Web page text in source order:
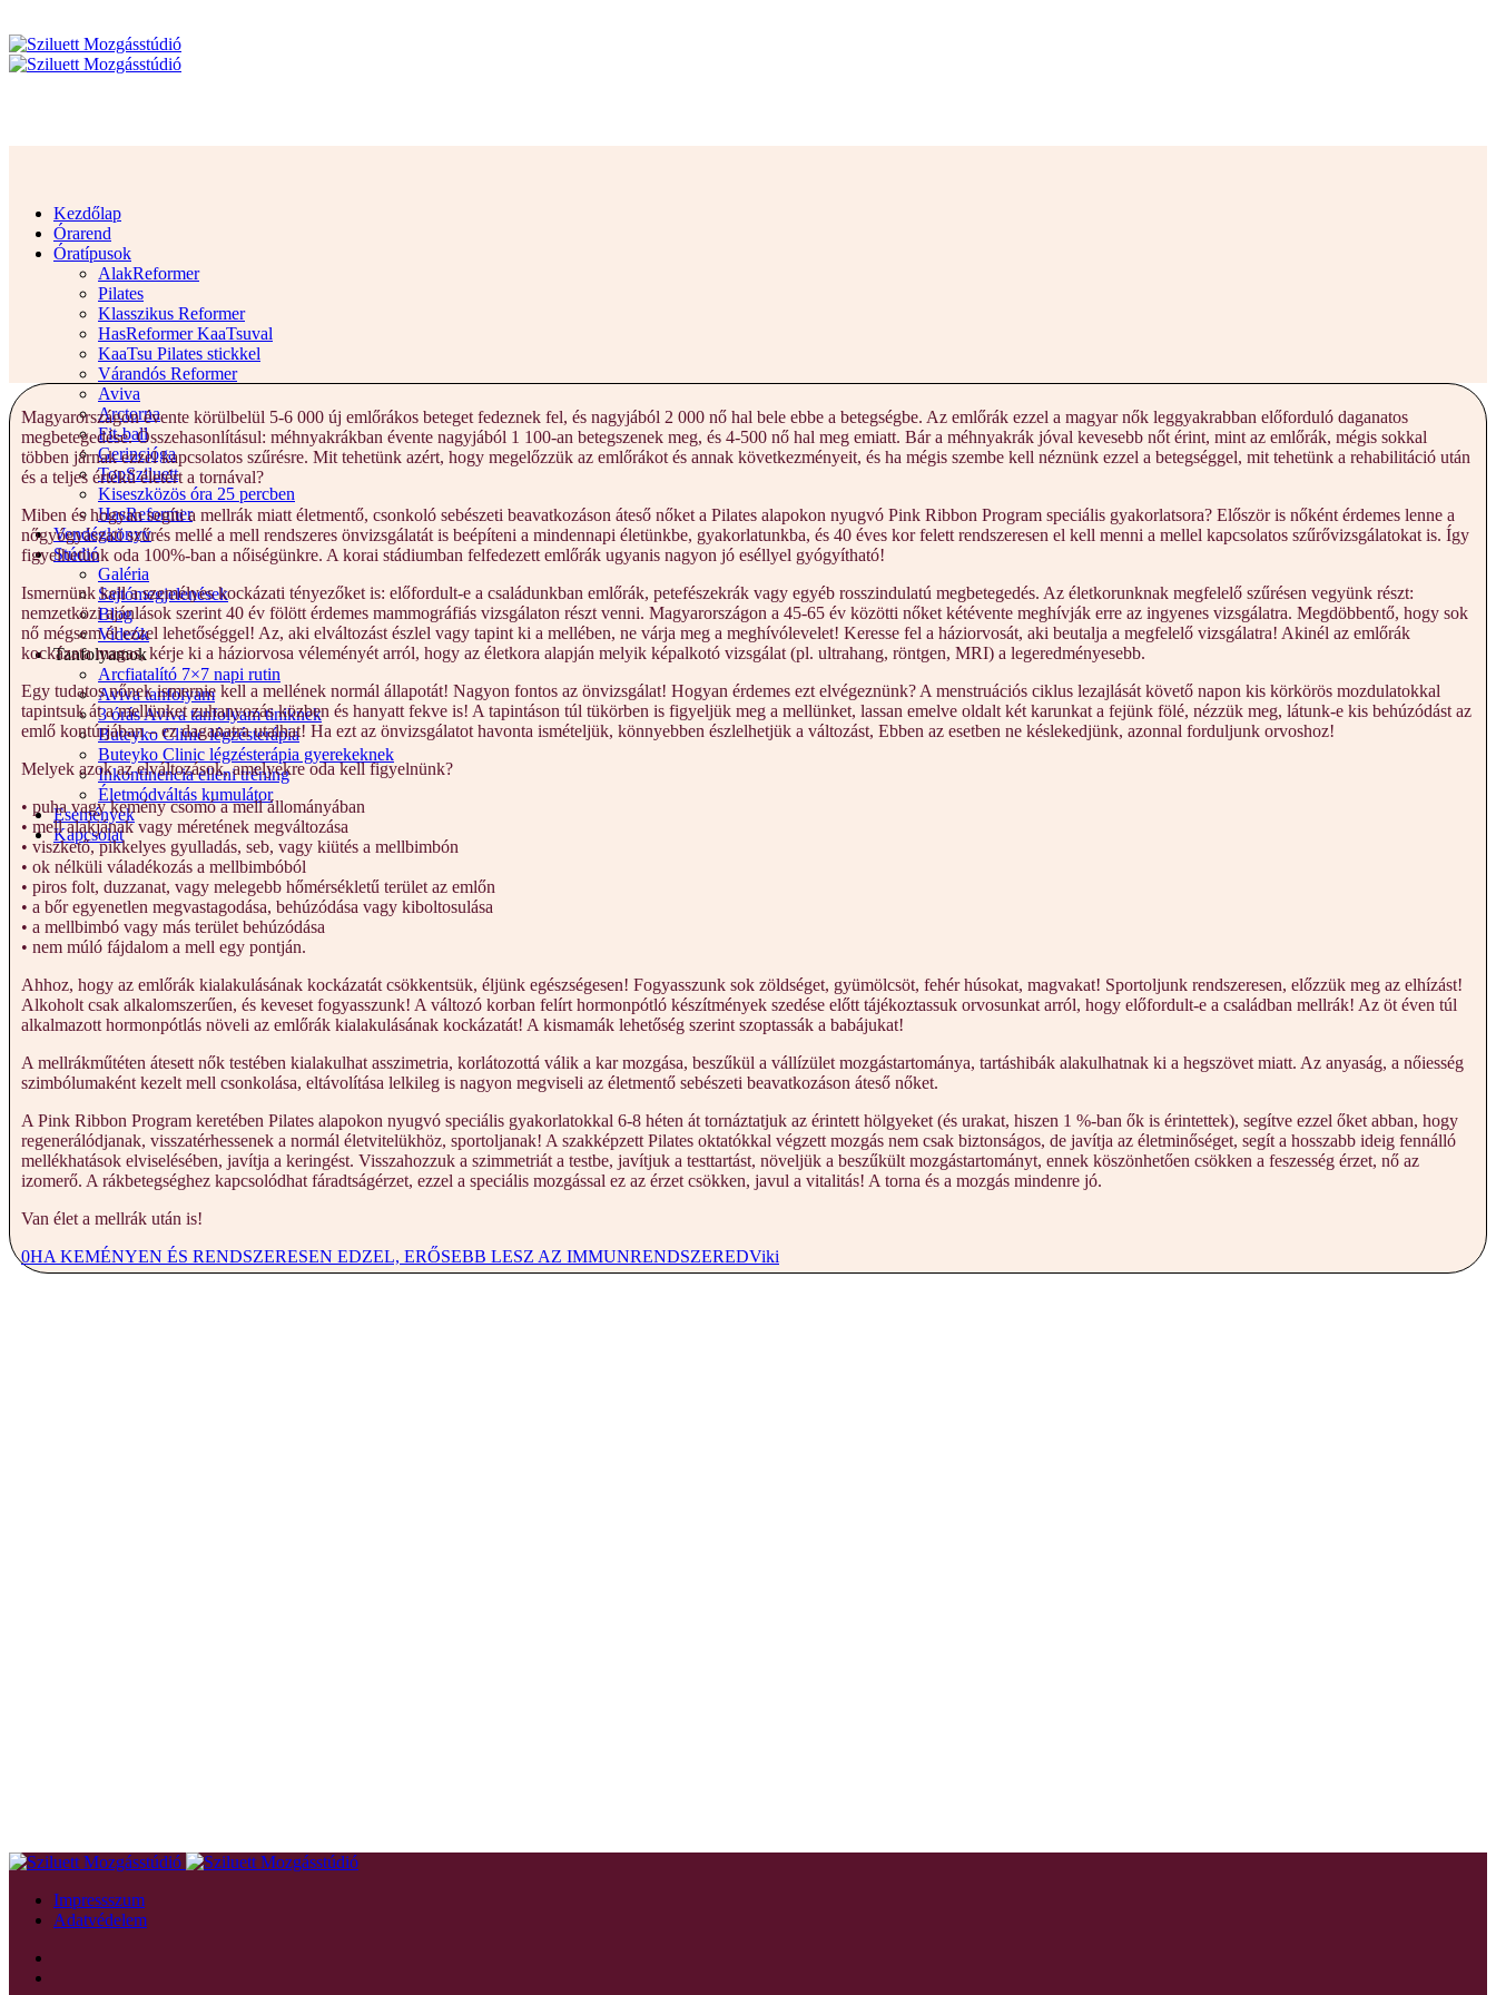
Kezdőlap
Órarend
Óratípusok
AlakReformer
Pilates
Klasszikus Reformer
HasReformer KaaTsuval
KaaTsu Pilates stickkel
Várandós Reformer
Aviva
Arctorna
Fit-ball
Gerincjóga
TopSziluett
Kiseszközös óra 25 percben
HasReformer
Vendégkönyv
Stúdió
Galéria
Sajtómegjelenések
Blog
Videók
Tanfolyamok
Arcfiatalító 7×7 napi rutin
Aviva tanfolyam
3 órás Aviva tanfolyam tiniknek
Buteyko Clinic légzésterápia
Buteyko Clinic légzésterápia gyerekeknek
Inkontinencia elleni tréning
Életmódváltás kumulátor
Események
Kapcsolat
Magyarországon évente körülbelül 5-6 000 új emlőrákos beteget fedeznek fel, és nagyjából 2 000 nő hal bele ebbe a betegségbe. Az emlőrák ezzel a magyar nők leggyakrabban előforduló daganatos
megbetegedése. Összehasonlításul: méhnyakrákban évente nagyjából 1 100-an betegszenek meg, és 4-500 nő hal meg emiatt. Bár a méhnyakrák jóval kevesebb nőt érint, mint az emlőrák, mégis sokkal
többen járnak ezzel kapcsolatos szűrésre. Mit tehetünk azért, hogy megelőzzük az emlőrákot és annak következményeit, és ha mégis szembe kell néznünk ezzel a betegséggel, mit tehetünk a rehabilitáció után
és a teljes értékű életért a tornával?
Miben és hogyan segíti a mellrák miatt életmentő, csonkoló sebészeti beavatkozáson áteső nőket a Pilates alapokon nyugvó Pink Ribbon Program speciális gyakorlatsora? Először is nőként érdemes lenne a
nőgyógyászati szűrés mellé a mell rendszeres önvizsgálatát is beépíteni a mindennapi életünkbe, gyakorlatunkba, és 40 éves kor felett rendszeresen el kell menni a mellel kapcsolatos szűrővizsgálatokat is. Így
figyelhetünk oda 100%-ban a nőiségünkre. A korai stádiumban felfedezett emlőrák ugyanis nagyon jó eséllyel gyógyítható!
Ismernünk kell a személyes kockázati tényezőket is: előfordult-e a családunkban emlőrák, petefészekrák vagy egyéb rosszindulatú megbetegedés. Az életkorunknak megfelelő szűrésen vegyünk részt:
nemzetközi ajánlások szerint 40 év fölött érdemes mammográfiás vizsgálaton részt venni. Magyarországon a 45-65 év közötti nőket kétévente meghívják erre az ingyenes vizsgálatra. Megdöbbentő, hogy sok
nő mégsem él ezzel lehetőséggel! Az, aki elváltozást észlel vagy tapint ki a mellében, ne várja meg a meghívólevelet! Keresse fel a háziorvosát, aki beutalja a megfelelő vizsgálatra! Akinél az emlőrák
kockázata magas, kérje ki a háziorvosa véleményét arról, hogy az életkora alapján melyik képalkotó vizsgálat (pl. ultrahang, röntgen, MRI) a legeredményesebb.
Egy tudatos nőnek ismernie kell a mellének normál állapotát! Nagyon fontos az önvizsgálat! Hogyan érdemes ezt elvégeznünk? A menstruációs ciklus lezajlását követő napon kis körkörös mozdulatokkal
tapintsuk át a mellünket zuhanyozás közben és hanyatt fekve is! A tapintáson túl tükörben is figyeljük meg a mellünket, lassan emelve oldalt két karunkat a fejünk fölé, nézzük meg, látunk-e kis behúzódást az
emlő kontúrjában – ez daganatra utalhat! Ha ezt az önvizsgálatot havonta ismételjük, könnyebben észlelhetjük a változást, Ebben az esetben ne késlekedjünk, azonnal forduljunk orvoshoz!
Melyek azok az elváltozások, amelyekre oda kell figyelnünk?
• puha vagy kemény csomó a mell állományában
• mell alakjának vagy méretének megváltozása
• viszkető, pikkelyes gyulladás, seb, vagy kiütés a mellbimbón
• ok nélküli váladékozás a mellbimbóból
• piros folt, duzzanat, vagy melegebb hőmérsékletű terület az emlőn
• a bőr egyenetlen megvastagodása, behúzódása vagy kiboltosulása
• a mellbimbó vagy más terület behúzódása
• nem múló fájdalom a mell egy pontján.
Ahhoz, hogy az emlőrák kialakulásának kockázatát csökkentsük, éljünk egészségesen! Fogyasszunk sok zöldséget, gyümölcsöt, fehér húsokat, magvakat! Sportoljunk rendszeresen, előzzük meg az elhízást!
Alkoholt csak alkalomszerűen, és keveset fogyasszunk! A változó korban felírt hormonpótló készítmények szedése előtt tájékoztassuk orvosunkat arról, hogy előfordult-e a családban mellrák! Az öt éven túl
alkalmazott hormonpótlás növeli az emlőrák kialakulásának kockázatát! A kismamák lehetőség szerint szoptassák a babájukat!
A mellrákműtéten átesett nők testében kialakulhat asszimetria, korlátozottá válik a kar mozgása, beszűkül a vállízület mozgástartománya, tartáshibák alakulhatnak ki a hegszövet miatt. Az anyaság, a nőiesség
szimbólumaként kezelt mell csonkolása, eltávolítása lelkileg is nagyon megviseli az életmentő sebészeti beavatkozáson áteső nőket.
A Pink Ribbon Program keretében Pilates alapokon nyugvó speciális gyakorlatokkal 6-8 héten át tornáztatjuk az érintett hölgyeket (és urakat, hiszen 1 %-ban ők is érintettek), segítve ezzel őket abban, hogy
regenerálódjanak, visszatérhessenek a normál életvitelükhöz, sportoljanak! A szakképzett Pilates oktatókkal végzett mozgás nem csak biztonságos, de javítja az életminőséget, segít a hosszabb ideig fennálló
mellékhatások elviselésében, javítja a keringést. Visszahozzuk a szimmetriát a testbe, javítjuk a testtartást, növeljük a beszűkült mozgástartományt, ennek köszönhetően csökken a feszesség érzet, nő az
izomerő. A rákbetegséghez kapcsolódhat fáradtságérzet, ezzel a speciális mozgással ez az érzet csökken, javul a vitalitás! A torna és a mozgás mindenre jó.
Van élet a mellrák után is!
0HA KEMÉNYEN ÉS RENDSZERESEN EDZEL, ERŐSEBB LESZ AZ IMMUNRENDSZEREDViki
Impressszum
Adatvédelem